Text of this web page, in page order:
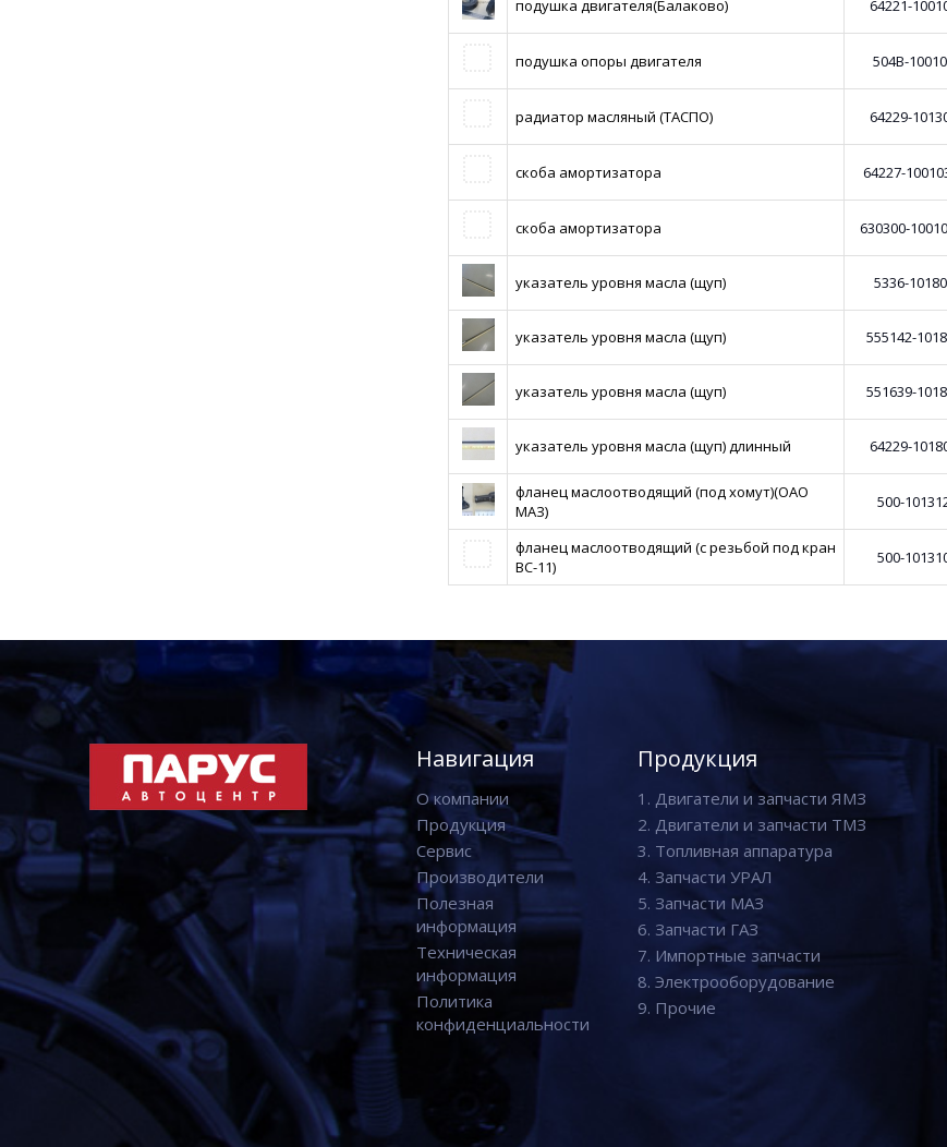
подушка двигателя(Балаково) 64221-
подушка опоры двигателя 504В-
радиатор масляный (ТАСПО) 64229-
скоба амортизатора 64227-
скоба амортизатора 630300-
указатель уровня масла (щуп) 5336-
указатель уровня масла (щуп) 555142-
указатель уровня масла (щуп) 551639-
указатель уровня масла (щуп) длинный 64229-
фланец маслоотводящий (под хомут)(ОАО
МАЗ)
500-
фланец маслоотводящий (с резьбой под кран
ВС-11)
500-
Навигация
О компании
Продукция
Сервис
Производители
Полезная
информация
Техническая
информация
Политика
конфиденциальности
Продукция
1. Двигатели и запчасти ЯМЗ
2. Двигатели и запчасти ТМЗ
3. Топливная аппаратура
4. Запчасти УРАЛ
5. Запчасти МАЗ
6. Запчасти ГАЗ
7. Импортные запчасти
8. Электрооборудование
9. Прочие